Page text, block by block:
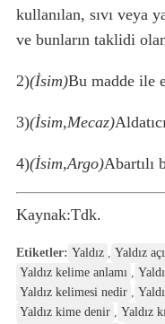
kullanılan, sıvı veya
ve bunların taklidi
2)(İsim)Bu madde ile
3)(İsim,Mecaz)
4)(İsim,Argo)Abartılı
Kaynak:Tdk.
Etiketler: Yaldız , Yaldız
Yaldız kelime anlamı ,
Yaldız kelimesi nedir ,
Yaldız kime denir , Yaldız